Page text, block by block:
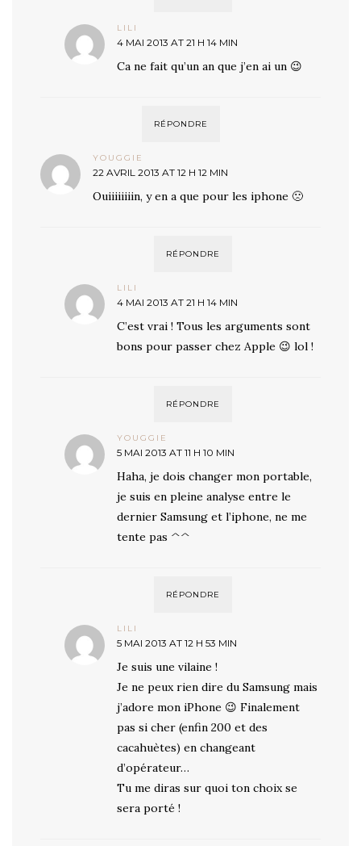
LILI
4 MAI 2013 AT 21 H 14 MIN
Ca ne fait qu’un an que j’en ai un 😉
RÉPONDRE
YOUGGIE
22 AVRIL 2013 AT 12 H 12 MIN
Ouiiiiiiiin, y en a que pour les iphone 🙁
RÉPONDRE
LILI
4 MAI 2013 AT 21 H 14 MIN
C’est vrai ! Tous les arguments sont
bons pour passer chez Apple 😉 lol !
RÉPONDRE
YOUGGIE
5 MAI 2013 AT 11 H 10 MIN
Haha, je dois changer mon portable,
je suis en pleine analyse entre le
dernier Samsung et l’iphone, ne me
tente pas ^^
RÉPONDRE
LILI
5 MAI 2013 AT 12 H 53 MIN
Je suis une vilaine !
Je ne peux rien dire du Samsung mais
j’adore mon iPhone 😉 Finalement
pas si cher (enfin 200 et des
cacahuètes) en changeant
d’opérateur…
Tu me diras sur quoi ton choix se
sera porté !